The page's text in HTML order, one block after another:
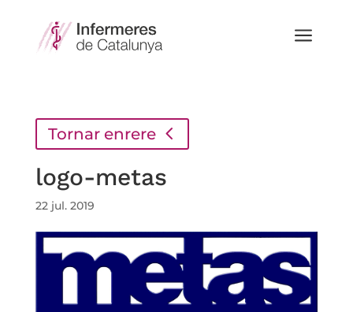
a
Tornar enrere
logo-metas
22 jul. 2019